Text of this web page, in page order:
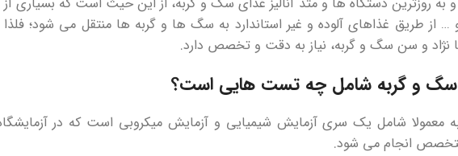
از طریق غذاهای آلوده و غیر استاندارد به سگ ها و گربه ها منتقل می شود؛
نژاد و سن سگ و گربه، نیاز به دقت و تخصص دارد.
و گربه شامل چه تست هایی است؟
شامل یک سری آزمایش شیمیایی و آزمایش میکروبی است که در
انجام می شود.